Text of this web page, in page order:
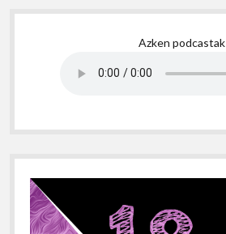
Sidebar
Azken podcastak